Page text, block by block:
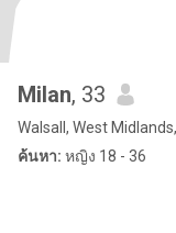
Milan, 33
Walsall, West
ค้นหา: หญิง 18 - 36